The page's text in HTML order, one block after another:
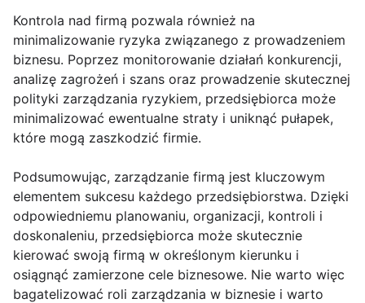
Kontrola nad firmą pozwala również na
minimalizowanie ryzyka związanego z prowadzeniem
biznesu. Poprzez monitorowanie działań konkurencji,
analizę zagrożeń i szans oraz prowadzenie skutecznej
polityki zarządzania ryzykiem, przedsiębiorca może
minimalizować ewentualne straty i uniknąć pułapek,
które mogą zaszkodzić firmie.
Podsumowując, zarządzanie firmą jest kluczowym
elementem sukcesu każdego przedsiębiorstwa. Dzięki
odpowiedniemu planowaniu, organizacji, kontroli i
doskonaleniu, przedsiębiorca może skutecznie
kierować swoją firmą w określonym kierunku i
osiągnąć zamierzone cele biznesowe. Nie warto więc
bagatelizować roli zarządzania w biznesie i warto